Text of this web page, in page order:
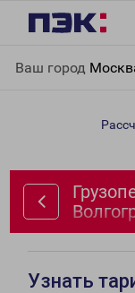
Ваш город
Волгоградская
Узнать